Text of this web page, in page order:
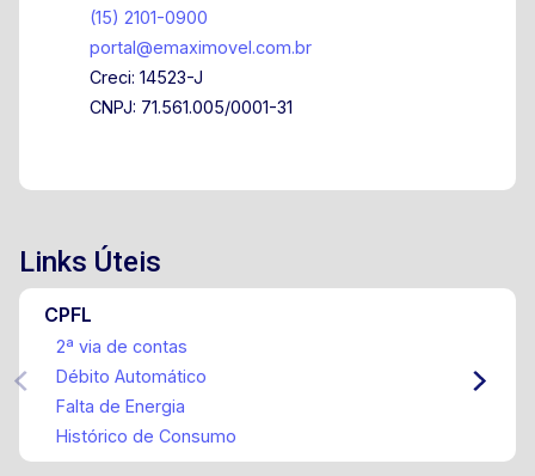
(15) 2101-0900
portal@emaximovel.com.br
Creci: 14523-J
CNPJ: 71.561.005/0001-31
Links Úteis
CPFL
2ª via de contas
Débito Automático
Falta de Energia
Histórico de Consumo